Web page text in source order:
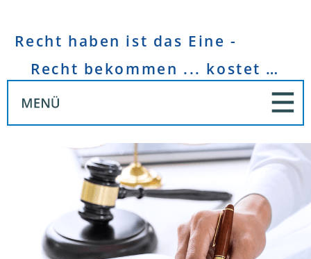
Recht haben ist das Eine -
Recht bekommen ... kostet Geld!